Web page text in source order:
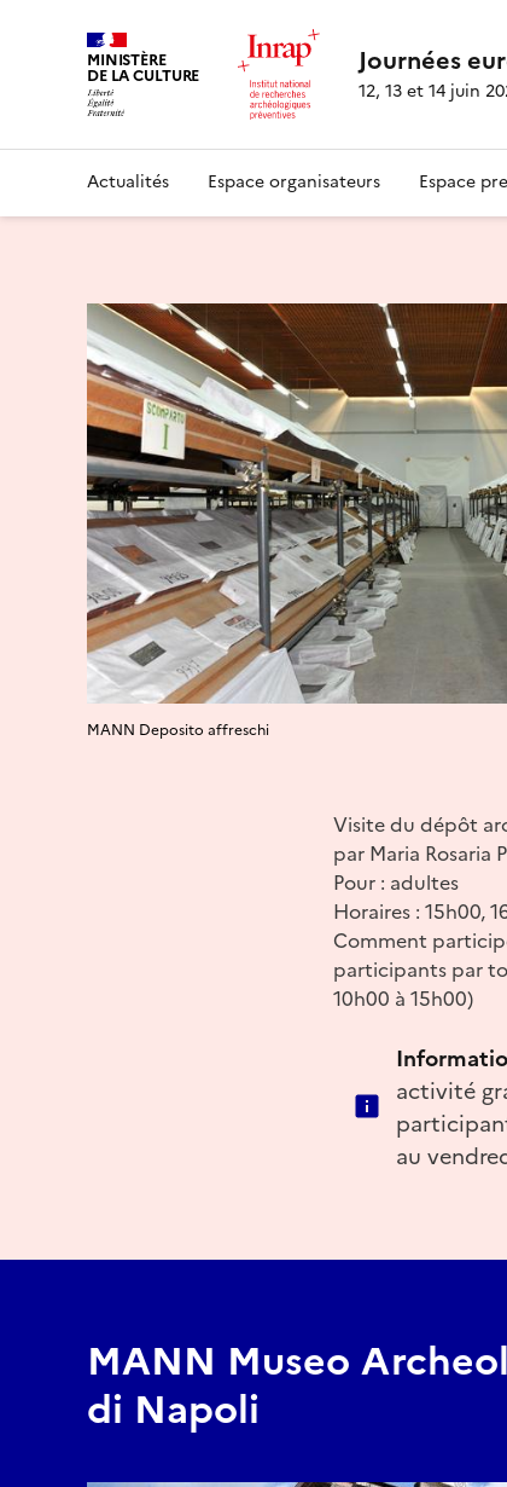
MINISTÈRE
DE LA CULTURE Journées
12, 13 et 14 juin
Actualités Espace organisateurs Espace
MANN Deposito affreschi
Visite du dépôt
par Maria Rosaria
Pour : adultes
Horaires : 15h00,
Comment
participants par
10h00 à 15h00)
activité
au
MANN Museo
di Napoli